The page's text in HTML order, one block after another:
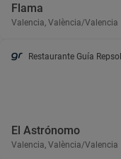
Flama
Valencia, València/Valencia
Restaurante Guía Repsol
El Astrónomo
Valencia, València/Valencia